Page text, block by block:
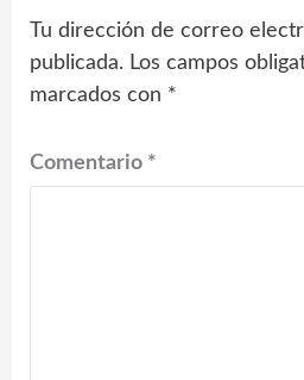
Tu dirección de correo
publicada. Los campos
marcados con *
Comentario *